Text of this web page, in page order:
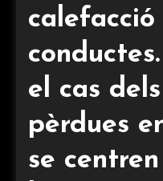
calefacció
el cas
pèrdues
se